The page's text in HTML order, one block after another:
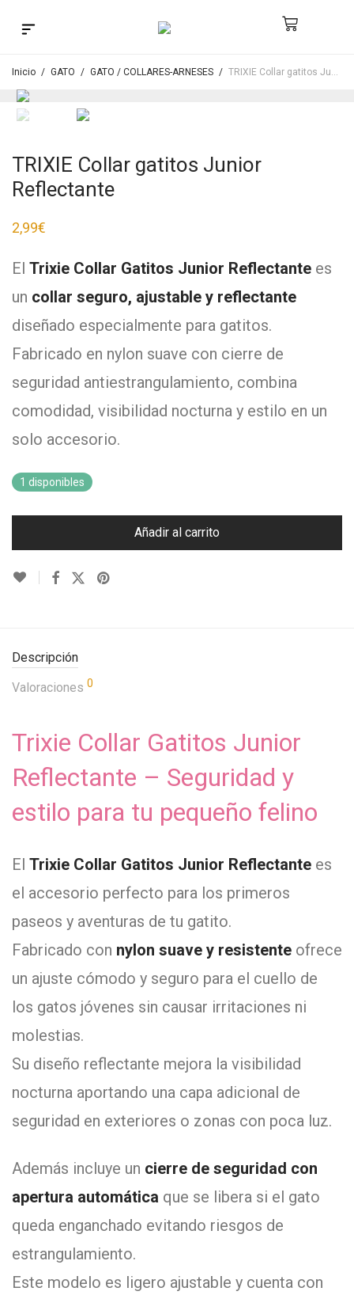
Inicio / GATO / GATO / COLLARES-ARNESES / TRIXIE Collar gatitos Junior Reflectante
TRIXIE Collar gatitos Junior
Reflectante
2,99€
El Trixie Collar Gatitos Junior Reflectante es
un collar seguro, ajustable y reflectante
diseñado especialmente para gatitos.
Fabricado en nylon suave con cierre de
seguridad antiestrangulamiento, combina
comodidad, visibilidad nocturna y estilo en un
solo accesorio.
1 disponibles
Añadir al carrito
Descripción
Valoraciones 0
Trixie Collar Gatitos Junior
Reflectante – Seguridad y
estilo para tu pequeño felino
El Trixie Collar Gatitos Junior Reflectante es
el accesorio perfecto para los primeros
paseos y aventuras de tu gatito.
Fabricado con nylon suave y resistente ofrece
un ajuste cómodo y seguro para el cuello de
los gatos jóvenes sin causar irritaciones ni
molestias.
Su diseño reflectante mejora la visibilidad
nocturna aportando una capa adicional de
seguridad en exteriores o zonas con poca luz.
Además incluye un cierre de seguridad con
apertura automática que se libera si el gato
queda enganchado evitando riesgos de
estrangulamiento.
Este modelo es ligero ajustable y cuenta con